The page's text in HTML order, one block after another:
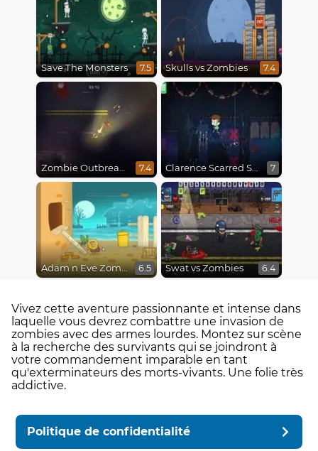
Save The Monsters 7.5 Skulls vs Zombies 7.4
Zombie Outbreak Arena 7.4 Clarence Scarred Silly 7
Adam n Eve Zombies 6.5 Swat vs Zombies 6.4
Vivez cette aventure passionnante et intense dans
laquelle vous devrez combattre une invasion de
zombies avec des armes lourdes. Montez sur scène
à la recherche des survivants qui se joindront à
votre commandement imparable en tant
qu'exterminateurs des morts-vivants. Une folie très
addictive.
Politique de confidentialité